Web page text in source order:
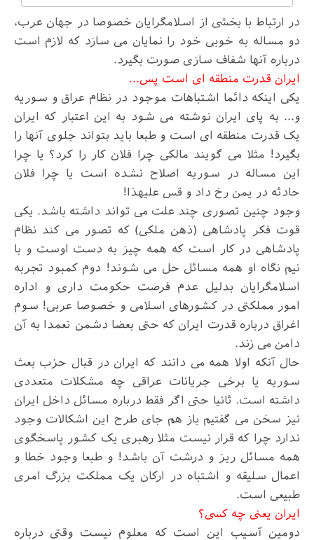
در ارتباط با بخشی از اسلامگرایان خصوصا در جهان عرب،
دو مساله به خوبی خود را نمایان می سازد که لازم است
درباره آنها شفاف سازی صورت بگیرد.
ایران قدرت منطقه ای است پس...
یکی اینکه دائما اشتباهات موجود در نظام عراق و سوریه
و... به پای ایران نوشته می شود به این اعتبار که ایران
یک قدرت منطقه ای است و طبعا باید بتواند جلوی آنها را
بگیرد! مثلا می گویند مالکی چرا فلان کار را کرد؟ یا چرا
این مساله در سوریه اصلاح نشده است یا چرا فلان
حادثه در یمن رخ داد و قس علیهذا!
وجود چنین تصوری چند علت می تواند داشته باشد. یکی
قوت فکر پادشاهی (ذهن ملکی) که تصور می کند نظام
پادشاهی در کار است که همه چیز به دست اوست و با
نیم نگاه او همه مسائل حل می شوند! دوم کمبود تجربه
اسلامگرایان بدلیل عدم فرصت حکومت داری و اداره
امور مملکتی در کشورهای اسلامی و خصوصا عربی! سوم
اغراق درباره قدرت ایران که حتی بعضا دشمن تعمدا به آن
دامن می زند.
حال آنکه اولا همه می دانند که ایران در قبال حزب بعث
سوریه یا برخی جریانات عراقی چه مشکلات متعددی
داشته است. ثانیا حتی اگر فقط درباره مسائل داخل ایران
نیز سخن می گفتیم باز هم جای طرح این اشکالات وجود
ندارد چرا که قرار نیست مثلا رهبری یک کشور پاسخگوی
همه مسائل ریز و درشت آن باشد! و طبعا وجود خطا و
اعمال سلیقه و اشتباه در ارکان یک مملکت بزرگ امری
طبیعی است.
ایران یعنی چه کسی؟
دومین آسیب این است که معلوم نیست وقتی درباره